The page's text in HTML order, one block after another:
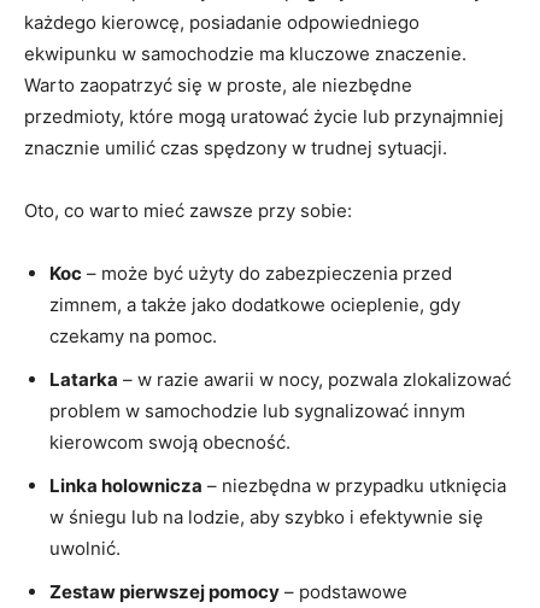
każdego kierowcę, posiadanie odpowiedniego
ekwipunku w ‌samochodzie ma kluczowe ⁢znaczenie.
Warto zaopatrzyć się w proste, ale niezbędne
przedmioty, które mogą uratować życie lub przynajmniej
znacznie umilić czas spędzony w ‌trudnej sytuacji.
Oto, co warto⁣ mieć zawsze przy sobie:
Koc – może być ‌użyty do zabezpieczenia przed
zimnem,​ a także jako dodatkowe ocieplenie, gdy
czekamy na pomoc.
Latarka – w razie awarii⁢ w nocy, pozwala zlokalizować
problem w samochodzie lub ⁣sygnalizować innym
kierowcom swoją obecność.
Linka holownicza – niezbędna w przypadku utknięcia
w śniegu lub na lodzie, aby szybko i efektywnie się
uwolnić.
Zestaw pierwszej⁣ pomocy – podstawowe